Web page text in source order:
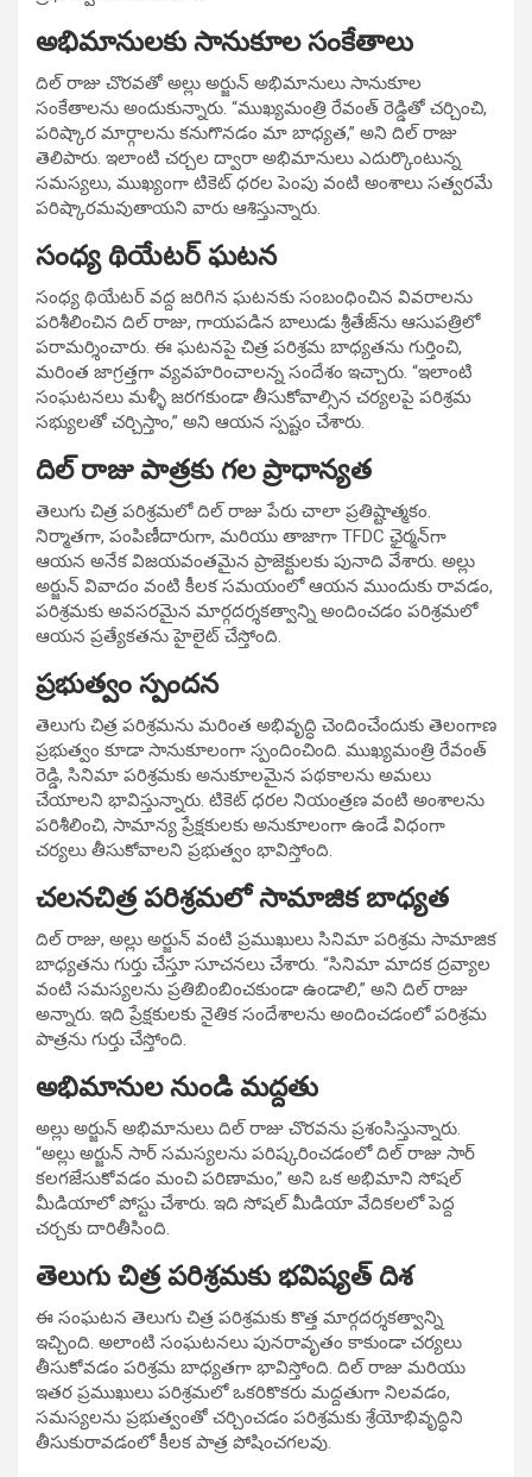
అభిమానులకు సానుకూల సంకేతాలు
దిల్ రాజు చొరవతో అల్లు అర్జున్ అభిమానులు సానుకూల
సంకేతాలను అందుకున్నారు. “ముఖ్యమంత్రి రేవంత్ రెడ్డితో చర్చించి,
పరిష్కార మార్గాలను కనుగొనడం మా బాధ్యత,” అని దిల్ రాజు
తెలిపారు. ఇలాంటి చర్చల ద్వారా అభిమానులు ఎదుర్కొంటున్న
సమస్యలు, ముఖ్యంగా టికెట్ ధరల పెంపు వంటి అంశాలు సత్వరమే
పరిష్కారమవుతాయని వారు ఆశిస్తున్నారు.
సంధ్య థియేటర్ ఘటన
సంధ్య థియేటర్ వద్ద జరిగిన ఘటనకు సంబంధించిన వివరాలను
పరిశీలించిన దిల్ రాజు, గాయపడిన బాలుడు శ్రీతేజ్‌ను ఆసుపత్రిలో
పరామర్శించారు. ఈ ఘటనపై చిత్ర పరిశ్రమ బాధ్యతను గుర్తించి,
మరింత జాగ్రత్తగా వ్యవహరించాలన్న సందేశం ఇచ్చారు. “ఇలాంటి
సంఘటనలు మళ్ళీ జరగకుండా తీసుకోవాల్సిన చర్యలపై పరిశ్రమ
సభ్యులతో చర్చిస్తాం,” అని ఆయన స్పష్టం చేశారు.
దిల్ రాజు పాత్రకు గల ప్రాధాన్యత
తెలుగు చిత్ర పరిశ్రమలో దిల్ రాజు పేరు చాలా ప్రతిష్టాత్మకం.
నిర్మాతగా, పంపిణీదారుగా, మరియు తాజాగా TFDC ఛైర్మన్‌గా
ఆయన అనేక విజయవంతమైన ప్రాజెక్టులకు పునాది వేశారు. అల్లు
అర్జున్ వివాదం వంటి కీలక సమయంలో ఆయన ముందుకు రావడం,
పరిశ్రమకు అవసరమైన మార్గదర్శకత్వాన్ని అందించడం పరిశ్రమలో
ఆయన ప్రత్యేకతను హైలైట్ చేస్తోంది.
ప్రభుత్వం స్పందన
తెలుగు చిత్ర పరిశ్రమను మరింత అభివృద్ధి చెందించేందుకు తెలంగాణ
ప్రభుత్వం కూడా సానుకూలంగా స్పందించింది. ముఖ్యమంత్రి రేవంత్
రెడ్డి, సినిమా పరిశ్రమకు అనుకూలమైన పథకాలను అమలు
చేయాలని భావిస్తున్నారు. టికెట్ ధరల నియంత్రణ వంటి అంశాలను
పరిశీలించి, సామాన్య ప్రేక్షకులకు అనుకూలంగా ఉండే విధంగా
చర్యలు తీసుకోవాలని ప్రభుత్వం భావిస్తోంది.
చలనచిత్ర పరిశ్రమలో సామాజిక బాధ్యత
దిల్ రాజు, అల్లు అర్జున్ వంటి ప్రముఖులు సినిమా పరిశ్రమ సామాజిక
బాధ్యతను గుర్తు చేస్తూ సూచనలు చేశారు. “సినిమా మాదక ద్రవ్యాల
వంటి సమస్యలను ప్రతిబింబించకుండా ఉండాలి,” అని దిల్ రాజు
అన్నారు. ఇది ప్రేక్షకులకు నైతిక సందేశాలను అందించడంలో పరిశ్రమ
పాత్రను గుర్తు చేస్తోంది.
అభిమానుల నుండి మద్దతు
అల్లు అర్జున్ అభిమానులు దిల్ రాజు చొరవను ప్రశంసిస్తున్నారు.
“అల్లు అర్జున్ సార్ సమస్యలను పరిష్కరించడంలో దిల్ రాజు సార్
కలగజేసుకోవడం మంచి పరిణామం,” అని ఒక అభిమాని సోషల్
మీడియాలో పోస్టు చేశారు. ఇది సోషల్ మీడియా వేదికలలో పెద్ద
చర్చకు దారితీసింది.
తెలుగు చిత్ర పరిశ్రమకు భవిష్యత్ దిశ
ఈ సంఘటన తెలుగు చిత్ర పరిశ్రమకు కొత్త మార్గదర్శకత్వాన్ని
ఇచ్చింది. అలాంటి సంఘటనలు పునరావృతం కాకుండా చర్యలు
తీసుకోవడం పరిశ్రమ బాధ్యతగా భావిస్తోంది. దిల్ రాజు మరియు
ఇతర ప్రముఖులు పరిశ్రమలో ఒకరికొకరు మద్దతుగా నిలవడం,
సమస్యలను ప్రభుత్వంతో చర్చించడం పరిశ్రమకు శ్రేయోభివృద్ధిని
తీసుకురావడంలో కీలక పాత్ర పోషించగలవు.